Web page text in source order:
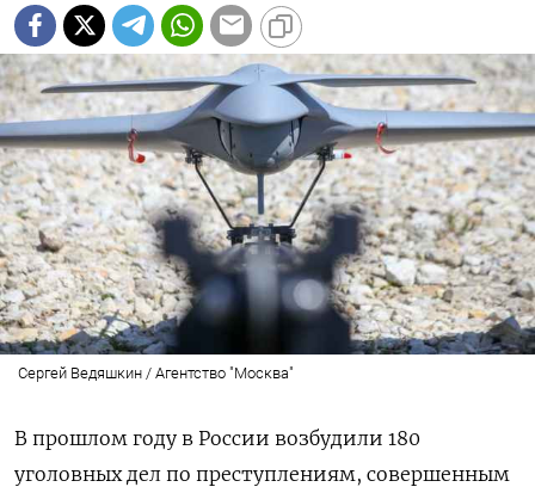
Сергей Ведяшкин / Агентство "Москва"
В прошлом году в России возбудили 180
уголовных дел по преступлениям, совершенным